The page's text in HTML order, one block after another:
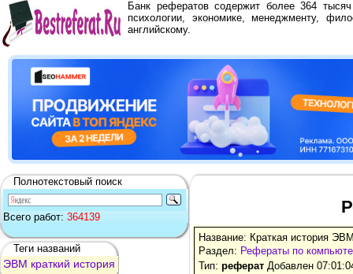
Банк рефератов содержит более 364
психологии, экономике, менеджменту,
английскому.
Полнотекстовый поиск
Всего работ: 364139
Теги названий
ЭВМ краткий история
Название: Краткая история
Раздел: Рефераты по
Тип: реферат Добавлен